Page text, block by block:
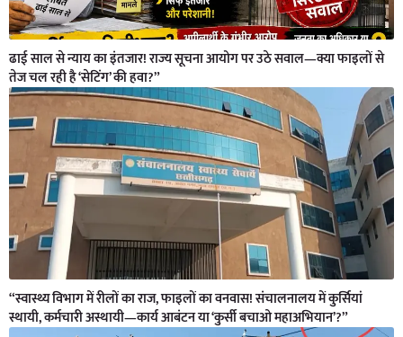
ढाई साल से न्याय का इंतजार! राज्य सूचना आयोग पर उठे सवाल—क्या फाइलों से
तेज चल रही है ‘सेटिंग’ की हवा?”
“स्वास्थ्य विभाग में रीलों का राज, फाइलों का वनवास! संचालनालय में कुर्सियां
स्थायी, कर्मचारी अस्थायी—कार्य आबंटन या ‘कुर्सी बचाओ महाअभियान’?”